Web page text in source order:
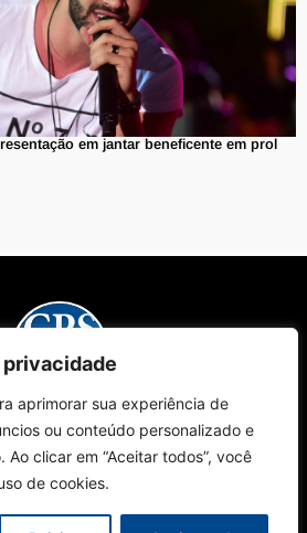
privacidade
aprimorar sua experiência de
ou conteúdo personalizado e
Ao clicar em “Aceitar todos”, você
de cookies.
em jantar beneficente em prol
da RevistaComo AnunciarContato
de Privacidade
Café. Todos os direitos reservados.